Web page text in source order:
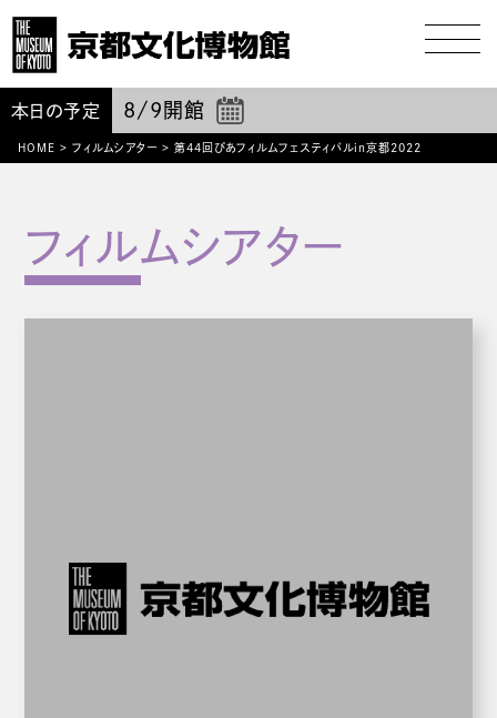
本日の予定 8/9 開館
HOME > フィルムシアター > 第44回ぴあフィルムフェスティバルin京都2022